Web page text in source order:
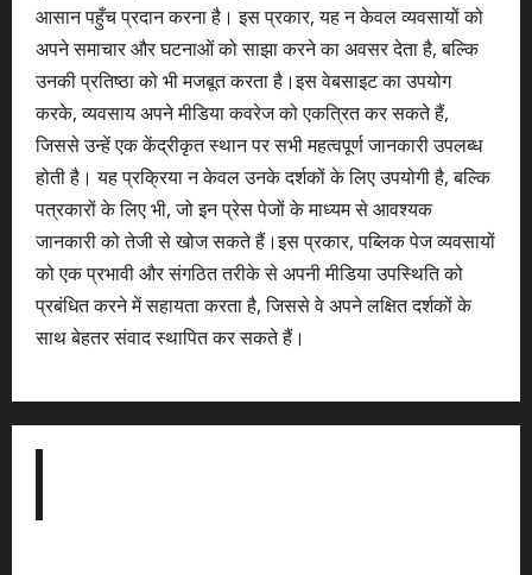
आसान पहुँच प्रदान करना है। इस प्रकार, यह न केवल व्यवसायों को
अपने समाचार और घटनाओं को साझा करने का अवसर देता है, बल्कि
उनकी प्रतिष्ठा को भी मजबूत करता है।इस वेबसाइट का उपयोग
करके, व्यवसाय अपने मीडिया कवरेज को एकत्रित कर सकते हैं,
जिससे उन्हें एक केंद्रीकृत स्थान पर सभी महत्वपूर्ण जानकारी उपलब्ध
होती है। यह प्रक्रिया न केवल उनके दर्शकों के लिए उपयोगी है, बल्कि
पत्रकारों के लिए भी, जो इन प्रेस पेजों के माध्यम से आवश्यक
जानकारी को तेजी से खोज सकते हैं।इस प्रकार, पब्लिक पेज व्यवसायों
को एक प्रभावी और संगठित तरीके से अपनी मीडिया उपस्थिति को
प्रबंधित करने में सहायता करता है, जिससे वे अपने लक्षित दर्शकों के
साथ बेहतर संवाद स्थापित कर सकते हैं।